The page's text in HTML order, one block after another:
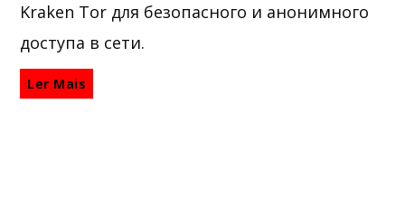
Kraken Tor для безопасного и анонимного
доступа в сети.
Ler Mais